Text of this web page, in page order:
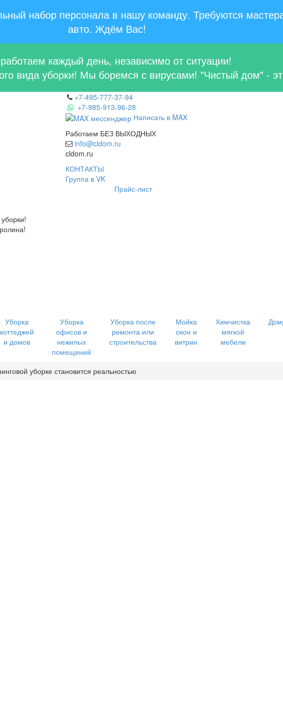
набор персонала в нашу команду. Требуются
авто. Ждём Вас!
каждый день, независимо от ситуации!
вида уборки! Мы боремся с вирусами! "Чистый дом" -
+7-495-777-37-94
+7-985-913-96-28
Написать в MAX
Работаем БЕЗ ВЫХОДНЫХ
info@cldom.ru
cldom.ru
КОНТАКТЫ
Группа в VK
Прайс-лист
Уборка
коттеджей
и домов
Уборка
офисов и
нежилых
помещений
Уборка после
ремонта или
строительства
Мойка
окон и
витрин
Химчистка
мягкой
мебели
уборке становится реальностью